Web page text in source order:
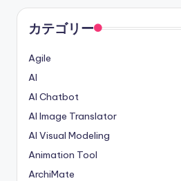
カテゴリー
Agile
AI
AI Chatbot
AI Image Translator
AI Visual Modeling
Animation Tool
ArchiMate